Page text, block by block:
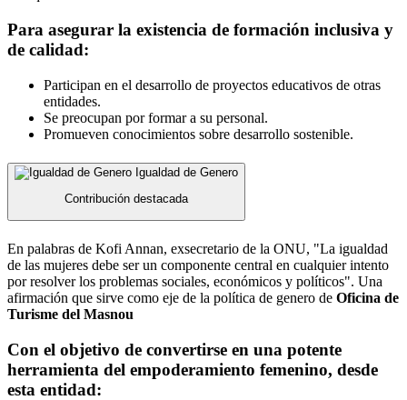
Para asegurar la existencia de formación inclusiva y
de calidad:
Participan en el desarrollo de proyectos educativos de otras
entidades.
Se preocupan por formar a su personal.
Promueven conocimientos sobre desarrollo sostenible.
Igualdad de Genero
Contribución destacada
En palabras de Kofi Annan, exsecretario de la ONU, "La igualdad
de las mujeres debe ser un componente central en cualquier intento
por resolver los problemas sociales, económicos y políticos". Una
afirmación que sirve como eje de la política de genero de Oficina de
Turisme del Masnou
Con el objetivo de convertirse en una potente
herramienta del empoderamiento femenino, desde
esta entidad: